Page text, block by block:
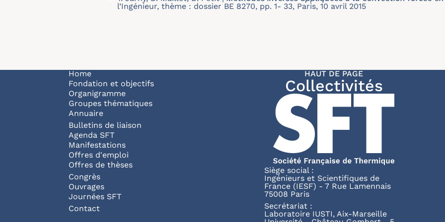
l’Ingénieur, thème : dossier BE 8270, pp. 1- 33, Paris, 10 avril 2015
Navigation principale
Home
Fondation et objectifs
Organigramme
Groupes thématiques
Annuaire
Bulletins de liaison
Agenda SFT
Manifestations
Offres d'emploi
Offres de thèses
Congrès
Ouvrages
Journées SFT
Pied de page
Contact
HAUT DE PAGE
Collectivités
Siège social :
Ingénieurs et Scientifiques de
France (IESF) - 7 Rue Lamennais
75008 Paris
Secrétariat :
Laboratoire IUSTI, Aix-Marseille